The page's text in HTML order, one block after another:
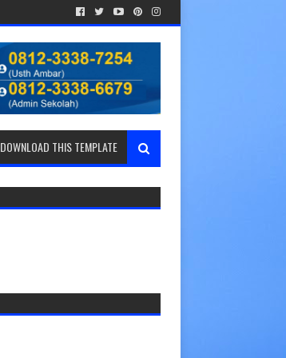
DOWNLOAD THIS TEMPLATE